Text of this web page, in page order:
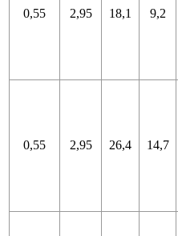
0,55 2,95 18,1 9,2
0,55 2,95 26,4 14,7